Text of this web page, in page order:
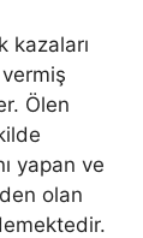
kazaları
Ölen
yapan ve
olan